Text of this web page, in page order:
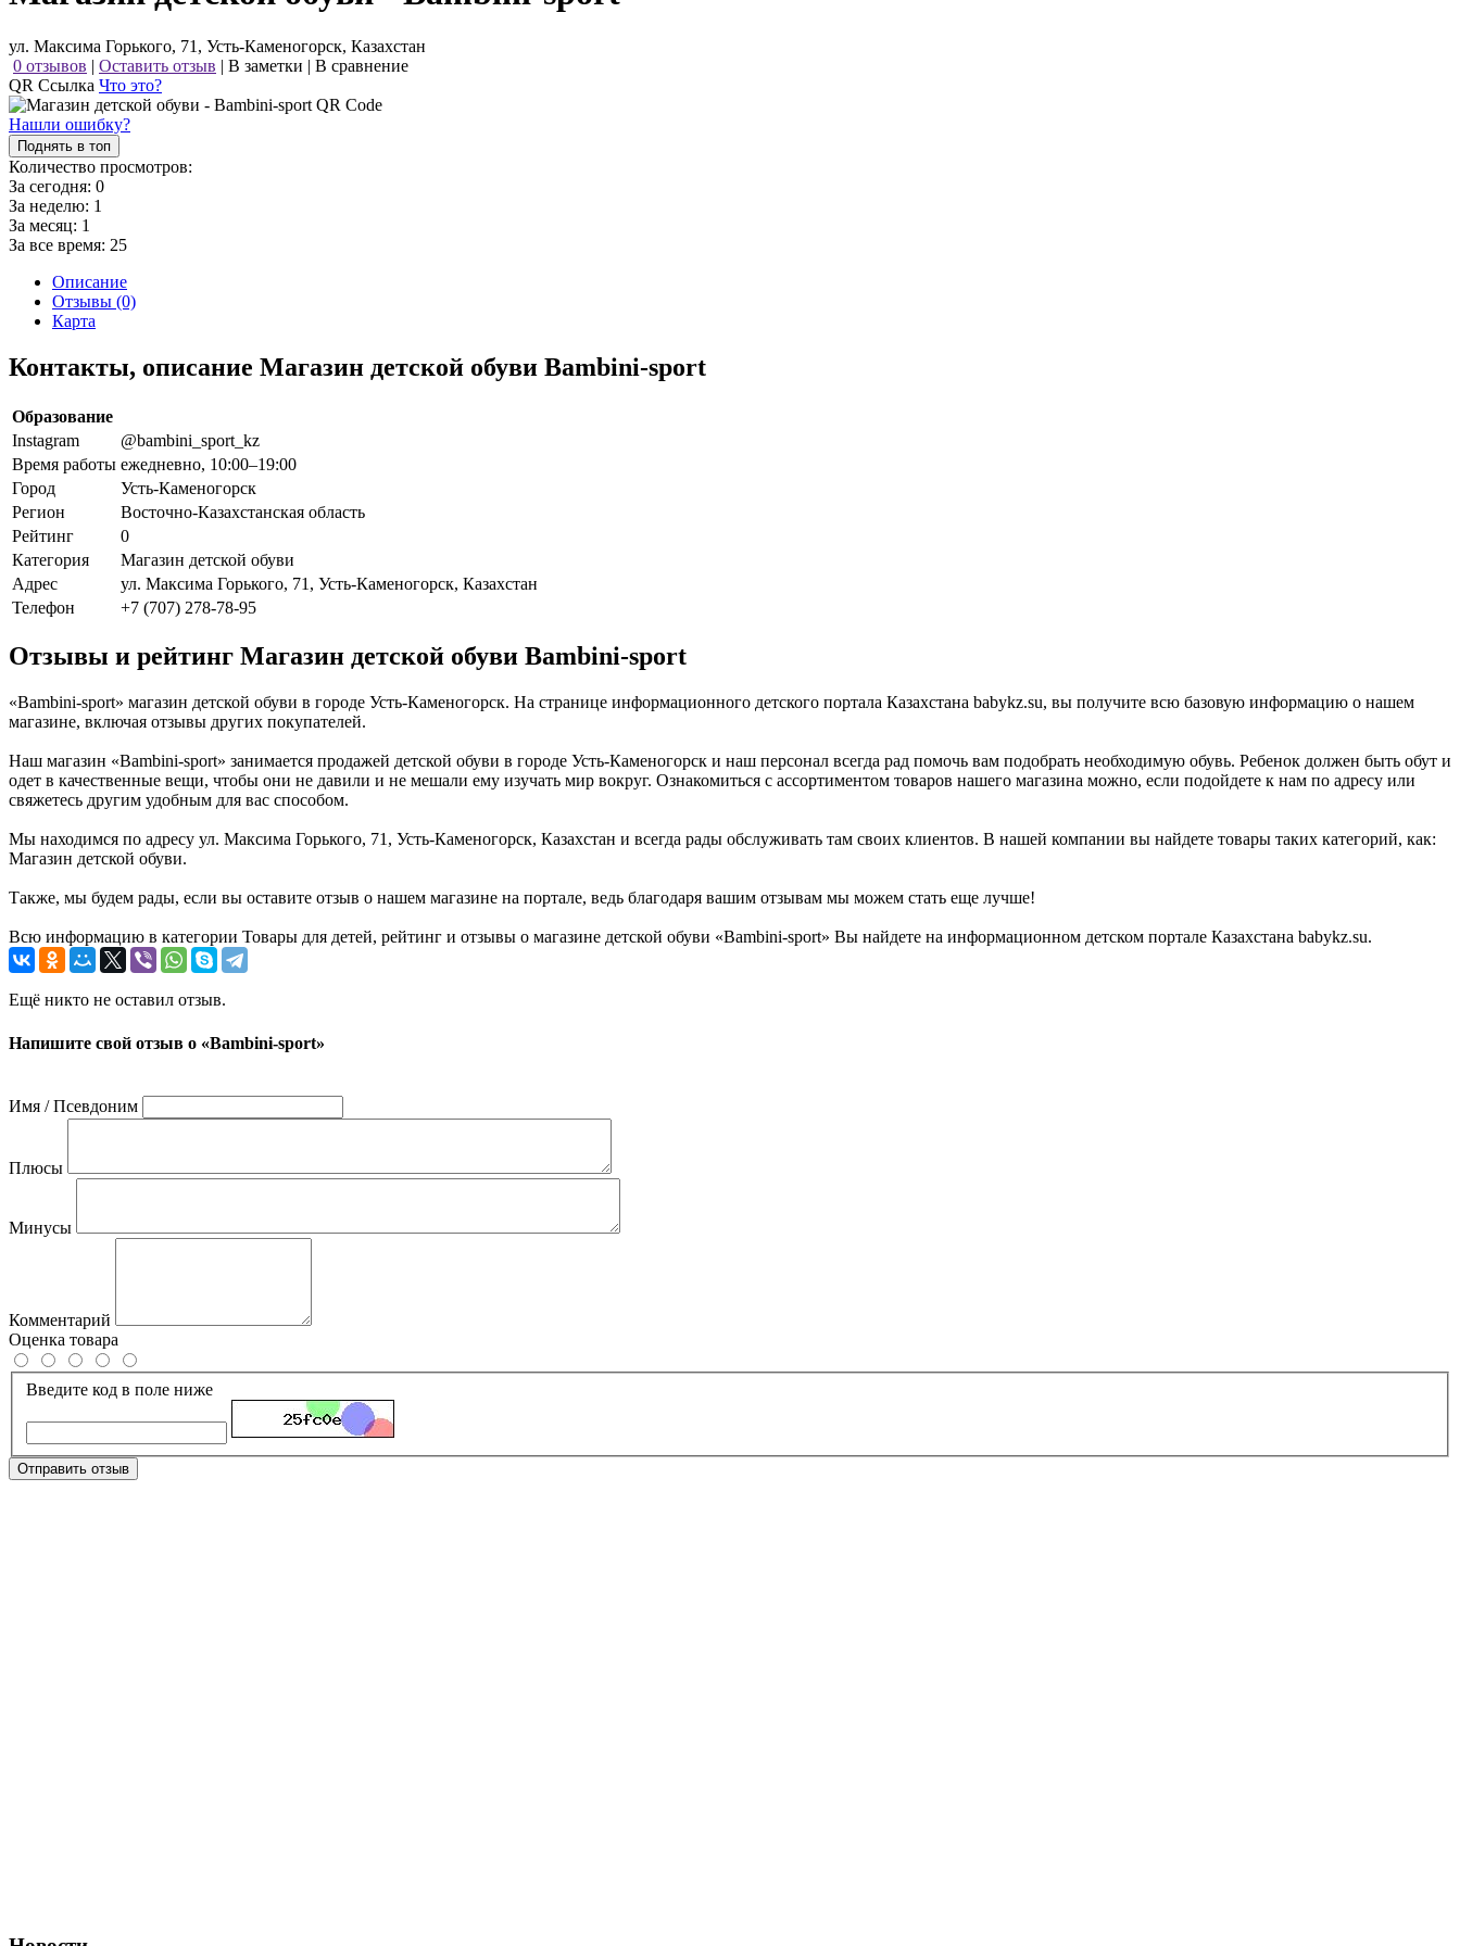
ул. Максима Горького, 71, Усть-Каменогорск, Казахстан
0 отзывов | Оставить отзыв | В заметки | В сравнение
QR Ссылка Что это?
Нашли ошибку?
Поднять в топ
Количество просмотров:
За сегодня: 0
За неделю: 1
За месяц: 1
За все время: 25
Описание
Отзывы (0)
Карта
Контакты, описание Магазин детской обуви Bambini-sport
Образование
Instagram
@bambini_sport_kz
Время работы ежедневно, 10:00–19:00
Город
Усть-Каменогорск
Регион
Восточно-Казахстанская область
Рейтинг
0
Категория
Магазин детской обуви
Адрес
ул. Максима Горького, 71, Усть-Каменогорск, Казахстан
Телефон
+7 (707) 278-78-95
Отзывы и рейтинг Магазин детской обуви Bambini-sport
«Bambini-sport» магазин детской обуви в городе Усть-Каменогорск. На странице информационного детского портала Казахстана babykz.su, вы получите всю базовую информацию о нашем
магазине, включая отзывы других покупателей.
Наш магазин «Bambini-sport» занимается продажей детской обуви в городе Усть-Каменогорск и наш персонал всегда рад помочь вам подобрать необходимую обувь. Ребенок должен быть обут и
одет в качественные вещи, чтобы они не давили и не мешали ему изучать мир вокруг. Ознакомиться с ассортиментом товаров нашего магазина можно, если подойдете к нам по адресу или
свяжетесь другим удобным для вас способом.
Мы находимся по адресу ул. Максима Горького, 71, Усть-Каменогорск, Казахстан и всегда рады обслуживать там своих клиентов. В нашей компании вы найдете товары таких категорий, как:
Магазин детской обуви.
Также, мы будем рады, если вы оставите отзыв о нашем магазине на портале, ведь благодаря вашим отзывам мы можем стать еще лучше!
Всю информацию в категории Товары для детей, рейтинг и отзывы о магазине детской обуви «Bambini-sport» Вы найдете на информационном детском портале Казахстана babykz.su.
Ещё никто не оставил отзыв.
Напишите свой отзыв о «Bambini-sport»
Имя / Псевдоним
Плюсы
Минусы
Комментарий
Оценка товара
Введите код в поле ниже
Отправить отзыв